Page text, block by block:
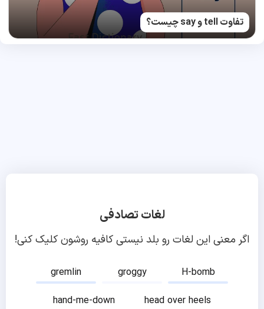
تفاوت tell و say چیست؟
لغات تصادفی
اگر معنی این لغات رو بلد نیستی کافیه روشون کلیک کنی!
gremlin groggy
H-bomb
hand-me-down
head over heels